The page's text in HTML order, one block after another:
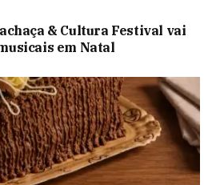
& Cultura Festival vai
em Natal